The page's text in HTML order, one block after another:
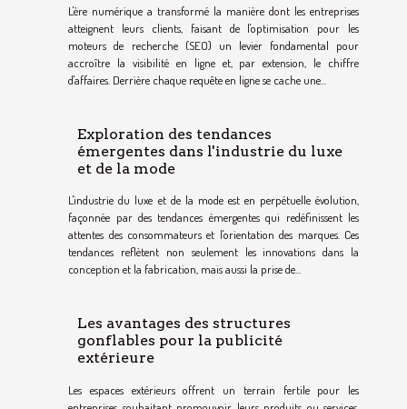
L'ère numérique a transformé la manière dont les entreprises
atteignent leurs clients, faisant de l'optimisation pour les
moteurs de recherche (SEO) un levier fondamental pour
accroître la visibilité en ligne et, par extension, le chiffre
d'affaires. Derrière chaque requête en ligne se cache une...
Exploration des tendances
émergentes dans l'industrie du luxe
et de la mode
L'industrie du luxe et de la mode est en perpétuelle évolution,
façonnée par des tendances émergentes qui redéfinissent les
attentes des consommateurs et l'orientation des marques. Ces
tendances reflètent non seulement les innovations dans la
conception et la fabrication, mais aussi la prise de...
Les avantages des structures
gonflables pour la publicité
extérieure
Les espaces extérieurs offrent un terrain fertile pour les